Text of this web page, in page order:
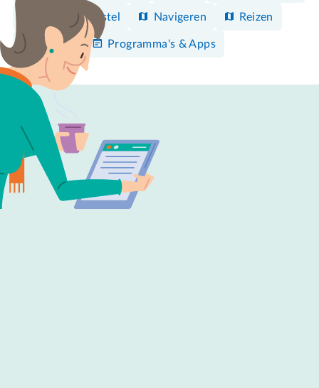
Android-toestel Navigeren Reizen
Google Programma's & Apps